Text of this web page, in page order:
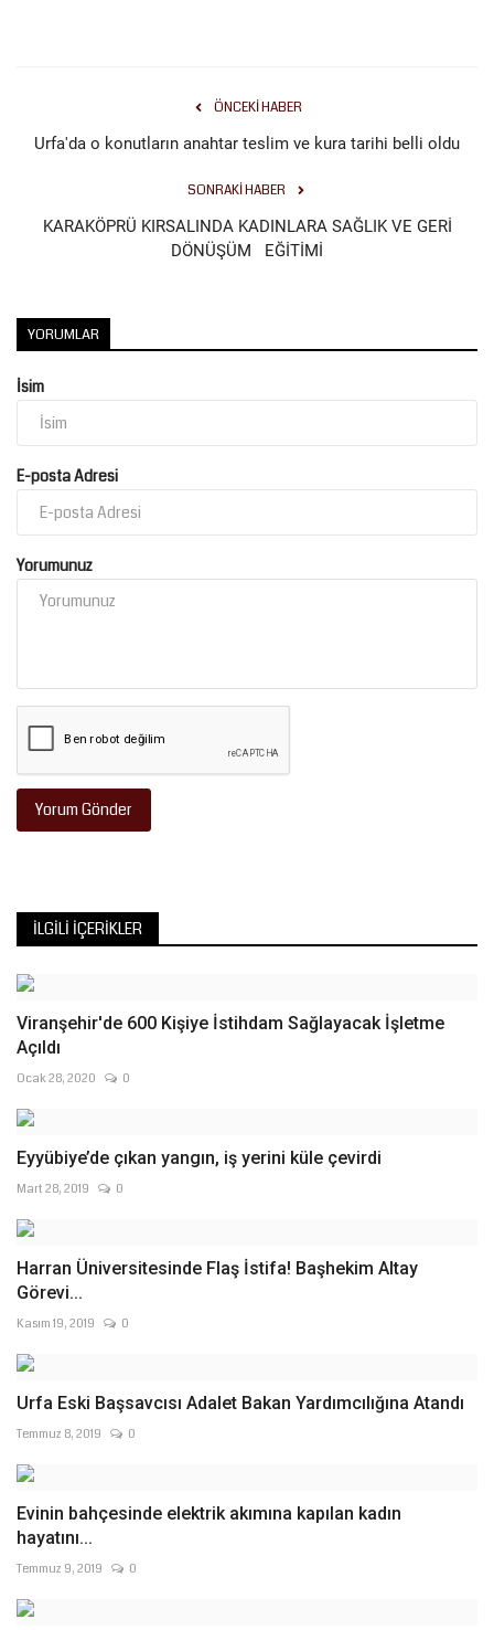
ÖNCEKI HABER
Urfa'da o konutların anahtar teslim ve kura tarihi belli oldu
SONRAKI HABER
KARAKÖPRÜ KIRSALINDA KADINLARA SAĞLIK VE GERİ
DÖNÜŞÜM EĞİTİMİ
YORUMLAR
İsim
E-posta Adresi
Yorumunuz
Yorum Gönder
İLGILI İÇERIKLER
Viranşehir'de 600 Kişiye İstihdam Sağlayacak İşletme
Açıldı
Ocak 28, 2020 0
Eyyübiye’de çıkan yangın, iş yerini küle çevirdi
Mart 28, 2019 0
Harran Üniversitesinde Flaş İstifa! Başhekim Altay
Görevi...
Kasım 19, 2019 0
Urfa Eski Başsavcısı Adalet Bakan Yardımcılığına Atandı
Temmuz 8, 2019 0
Evinin bahçesinde elektrik akımına kapılan kadın
hayatını...
Temmuz 9, 2019 0